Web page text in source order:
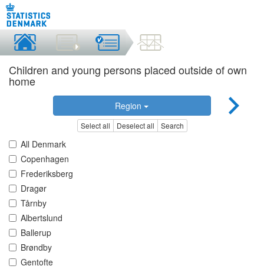
Children and young persons placed outside of own
home
Region
Select all Deselect all Search
All Denmark
Copenhagen
Frederiksberg
Dragør
Tårnby
Albertslund
Ballerup
Brøndby
Gentofte